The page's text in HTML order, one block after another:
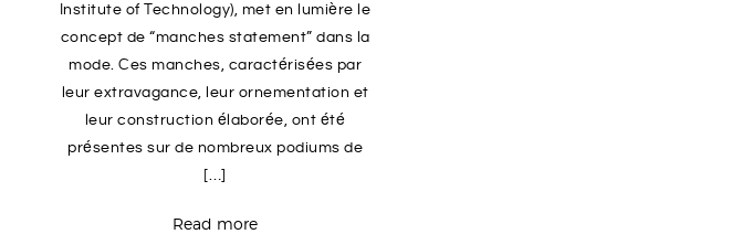
Institute of Technology), met en lumière le
concept de “manches statement” dans la
mode. Ces manches, caractérisées par
leur extravagance, leur ornementation et
leur construction élaborée, ont été
présentes sur de nombreux podiums de
[…]
Read more